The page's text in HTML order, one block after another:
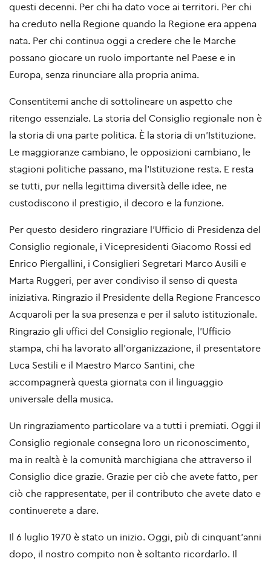
questi decenni. Per chi ha dato voce ai territori. Per chi
ha creduto nella Regione quando la Regione era appena
nata. Per chi continua oggi a credere che le Marche
possano giocare un ruolo importante nel Paese e in
Europa, senza rinunciare alla propria anima.
Consentitemi anche di sottolineare un aspetto che
ritengo essenziale. La storia del Consiglio regionale non è
la storia di una parte politica. È la storia di un’Istituzione.
Le maggioranze cambiano, le opposizioni cambiano, le
stagioni politiche passano, ma l’Istituzione resta. E resta
se tutti, pur nella legittima diversità delle idee, ne
custodiscono il prestigio, il decoro e la funzione.
Per questo desidero ringraziare l’Ufficio di Presidenza del
Consiglio regionale, i Vicepresidenti Giacomo Rossi ed
Enrico Piergallini, i Consiglieri Segretari Marco Ausili e
Marta Ruggeri, per aver condiviso il senso di questa
iniziativa. Ringrazio il Presidente della Regione Francesco
Acquaroli per la sua presenza e per il saluto istituzionale.
Ringrazio gli uffici del Consiglio regionale, l’Ufficio
stampa, chi ha lavorato all’organizzazione, il presentatore
Luca Sestili e il Maestro Marco Santini, che
accompagnerà questa giornata con il linguaggio
universale della musica.
Un ringraziamento particolare va a tutti i premiati. Oggi il
Consiglio regionale consegna loro un riconoscimento,
ma in realtà è la comunità marchigiana che attraverso il
Consiglio dice grazie. Grazie per ciò che avete fatto, per
ciò che rappresentate, per il contributo che avete dato e
continuerete a dare.
Il 6 luglio 1970 è stato un inizio. Oggi, più di cinquant’anni
dopo, il nostro compito non è soltanto ricordarlo. Il